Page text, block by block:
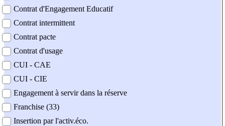
Contrat d'Engagement Educatif
Contrat intermittent
Contrat pacte
Contrat d'usage
CUI - CAE
CUI - CIE
Engagement à servir dans la réserve
Franchise (33)
Insertion par l'activ.éco.